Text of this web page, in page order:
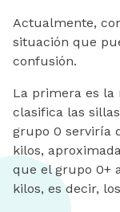
Actualmente,
situación que
confusión.
La primera es la
clasifica las
grupo 0 serviría
kilos,
que el grupo 0+
kilos, es decir,